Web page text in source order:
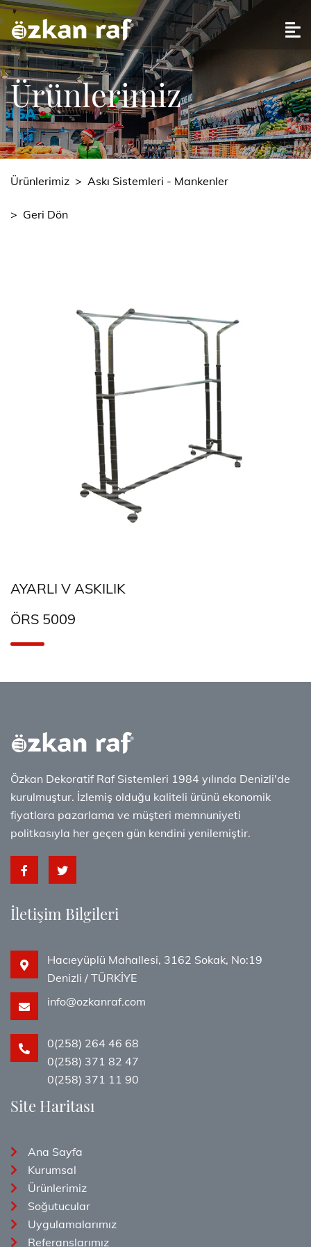
Ürünlerimiz
Ürünlerimiz > Askı Sistemleri - Mankenler
> Geri Dön
AYARLI V ASKILIK
ÖRS 5009
Özkan Dekoratif Raf Sistemleri 1984 yılında Denizli'de
kurulmuştur. İzlemiş olduğu kaliteli ürünü ekonomik
fiyatlara pazarlama ve müşteri memnuniyeti
politkasıyla her geçen gün kendini yenilemiştir.
İletişim Bilgileri
Hacıeyüplü Mahallesi, 3162 Sokak, No:19
Denizli / TÜRKİYE
info@ozkanraf.com
0(258) 264 46 68
0(258) 371 82 47
0(258) 371 11 90
Site Haritası
Ana Sayfa
Kurumsal
Ürünlerimiz
Soğutucular
Uygulamalarımız
Referanslarımız